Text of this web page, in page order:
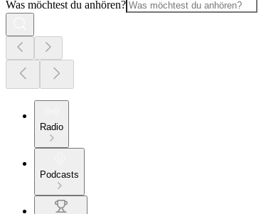
Was möchtest du anhören?
Radio
Podcasts